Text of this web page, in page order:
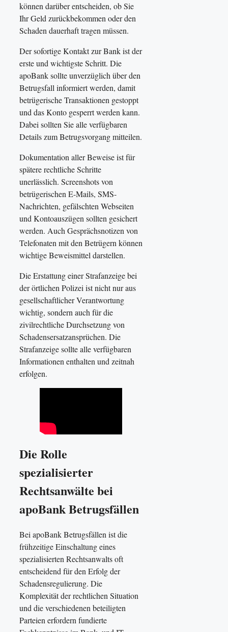
können darüber entscheiden, ob Sie
Ihr Geld zurückbekommen oder den
Schaden dauerhaft tragen müssen.
Der sofortige Kontakt zur Bank ist der
erste und wichtigste Schritt. Die
apoBank sollte unverzüglich über den
Betrugsfall informiert werden, damit
betrügerische Transaktionen gestoppt
und das Konto gesperrt werden kann.
Dabei sollten Sie alle verfügbaren
Details zum Betrugsvorgang mitteilen.
Dokumentation aller Beweise ist für
spätere rechtliche Schritte
unerlässlich. Screenshots von
betrügerischen E-Mails, SMS-
Nachrichten, gefälschten Webseiten
und Kontoauszügen sollten gesichert
werden. Auch Gesprächsnotizen von
Telefonaten mit den Betrügern können
wichtige Beweismittel darstellen.
Die Erstattung einer Strafanzeige bei
der örtlichen Polizei ist nicht nur aus
gesellschaftlicher Verantwortung
wichtig, sondern auch für die
zivilrechtliche Durchsetzung von
Schadensersatzansprüchen. Die
Strafanzeige sollte alle verfügbaren
Informationen enthalten und zeitnah
erfolgen.
Die Rolle
spezialisierter
Rechtsanwälte bei
apoBank Betrugsfällen
Bei apoBank Betrugsfällen ist die
frühzeitige Einschaltung eines
spezialisierten Rechtsanwalts oft
entscheidend für den Erfolg der
Schadensregulierung. Die
Komplexität der rechtlichen Situation
und die verschiedenen beteiligten
Parteien erfordern fundierte